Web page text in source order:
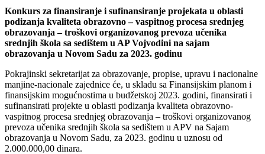
Konkurs za finansiranje i sufinansiranje projekata u oblasti
podizanja kvaliteta obrazovno – vaspitnog procesa srednjeg
obrazovanja – troškovi organizovanog prevoza učenika
srednjih škola sa sedištem u AP Vojvodini na sajam
obrazovanja u Novom Sadu za 2023. godinu
Pokrajinski sekretarijat za obrazovanje, propise, upravu i nacionalne
manjine-nacionale zajednice će, u skladu sa Finansijskim planom i
finansijskim mogućnostima u budžetskoj 2023. godini, finansirati i
sufinansirati projekte u oblasti podizanja kvaliteta obrazovno-
vaspitnog procesa srednjeg obrazovanja – troškovi organizovanog
prevoza učenika srednjih škola sa sedištem u APV na Sajam
obrazovanja u Novom Sadu, za 2023. godinu u uznosu od
2.000.000,00 dinara.